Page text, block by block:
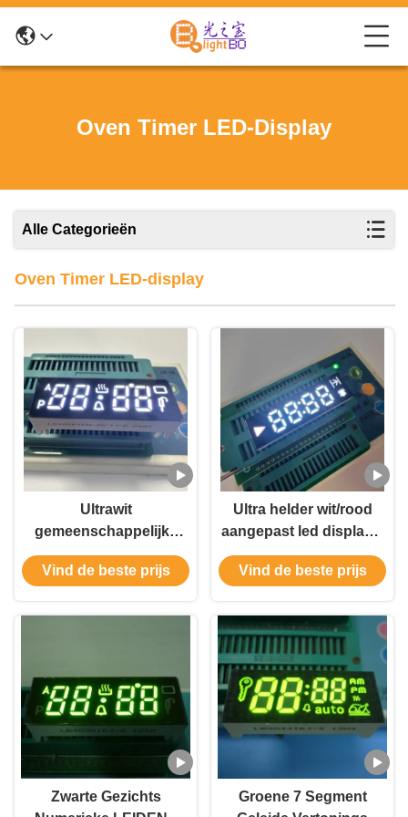
Oven Timer LED-Display
Alle Categorieën
Oven Timer LED-display
Ultrawit
gemeenschappelijke
kathode 7 segment
LED-display 4 cijfers
Vind de beste prijs
Ultra helder wit/rood
aangepast led display 7
segment led display
voor oven
Vind de beste prijs
Zwarte Gezichts
Groene 7 Segment